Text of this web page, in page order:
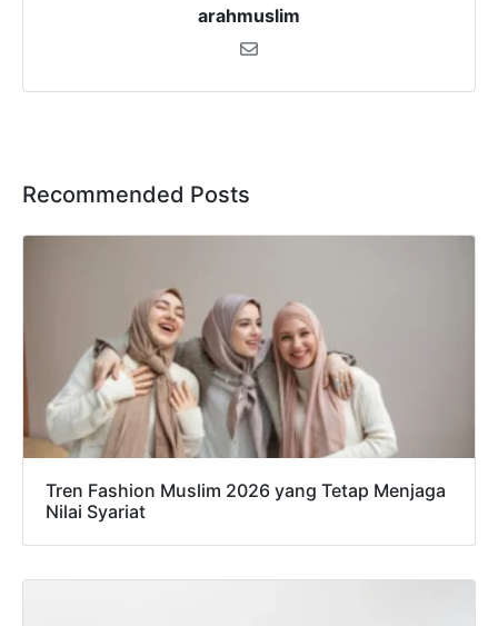
arahmuslim
Recommended Posts
Tren Fashion Muslim 2026 yang Tetap Menjaga
Nilai Syariat